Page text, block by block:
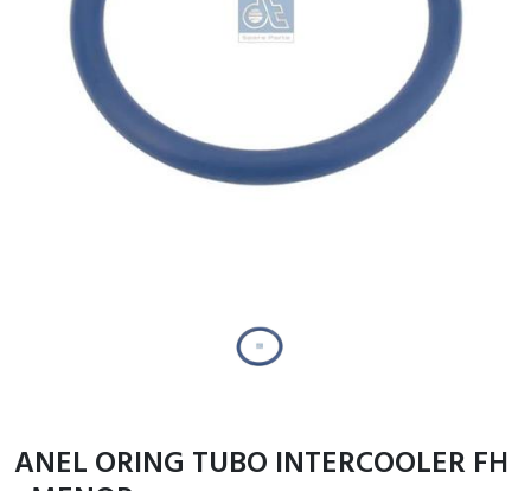
ANEL ORING TUBO INTERCOOLER FH